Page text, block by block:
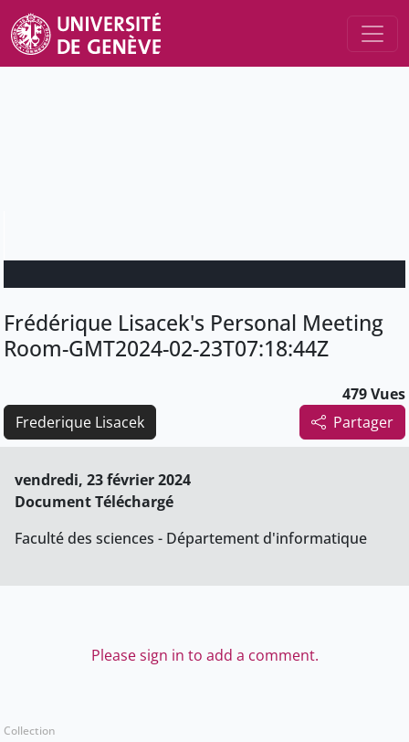
Frédérique Lisacek's Personal Meeting
Room-GMT2024-02-23T07:18:44Z
479 Vues
Partager
Frederique Lisacek
vendredi, 23 février 2024
Document Téléchargé
Faculté des sciences - Département d'informatique
Please sign in to add a comment.
Collection